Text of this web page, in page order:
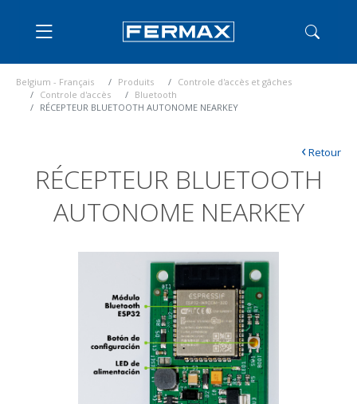
Belgium - Français Produits
Controle d'accès et gâches
Controle d'accès
Bluetooth
RÉCEPTEUR BLUETOOTH AUTONOME NEARKEY
RÉCEPTEUR BLUETOOTH
AUTONOME NEARKEY
‹Retour